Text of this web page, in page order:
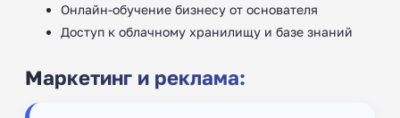
Онлайн-обучение бизнесу от основателя
Доступ к облачному хранилищу и базе знаний
Маркетинг и реклама: